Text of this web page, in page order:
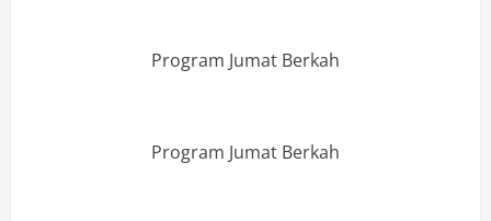
Program Jumat Berkah
Program Jumat Berkah